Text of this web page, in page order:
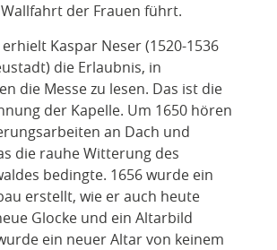
der Frauen führt.
erhielt Kaspar Neser (1520-1536
die Erlaubnis, in
die Messe zu lesen. Das ist die
der Kapelle. Um 1650 hören
an Dach und
die rauhe Witterung des
bedingte. 1656 wurde ein
erstellt, wie er auch heute
Glocke und ein Altarbild
ein neuer Altar von keinem